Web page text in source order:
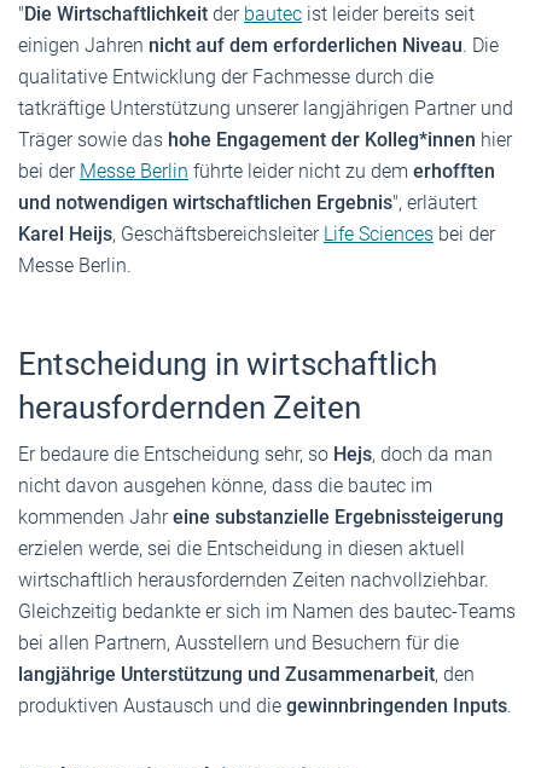
"Die Wirtschaftlichkeit der bautec ist leider bereits seit
einigen Jahren nicht auf dem erforderlichen Niveau. Die
qualitative Entwicklung der Fachmesse durch die
tatkräftige Unterstützung unserer langjährigen Partner und
Träger sowie das hohe Engagement der Kolleg*innen hier
bei der Messe Berlin führte leider nicht zu dem erhofften
und notwendigen wirtschaftlichen Ergebnis", erläutert
Karel Heijs, Geschäftsbereichsleiter Life Sciences bei der
Messe Berlin.
Entscheidung in wirtschaftlich
herausfordernden Zeiten
Er bedaure die Entscheidung sehr, so Hejs, doch da man
nicht davon ausgehen könne, dass die bautec im
kommenden Jahreine substanzielle Ergebnissteigerung
erzielen werde, sei die Entscheidung in diesen aktuell
wirtschaftlich herausfordernden Zeiten nachvollziehbar.
Gleichzeitig bedankte er sich im Namen des bautec-Teams
bei allen Partnern, Ausstellern und Besuchern für die
langjährige Unterstützung und Zusammenarbeit, den
produktiven Austausch und die gewinnbringenden Inputs.